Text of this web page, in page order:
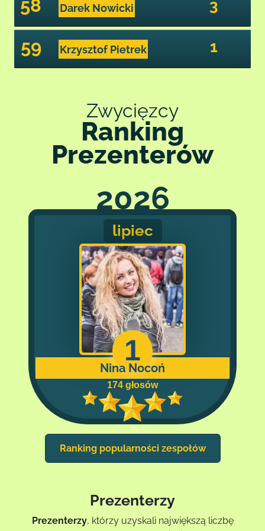
58 Darek Nowicki 3
59 Krzysztof Pietrek 1
Zwycięzcy
Ranking
Prezenterów
2026
lipiec
1
Nina Nocoń
174 głosów
Ranking popularności zespołów
Prezenterzy
Prezenterzy, którzy uzyskali największą liczbę